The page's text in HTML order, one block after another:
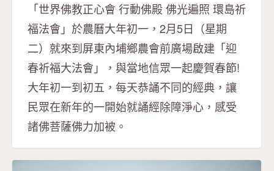
「世界佛教正心會 行動佛殿 佛光遍照 環島祈
福法會」於農曆大年初一，2月5日（星期
二）就來到屏東內埔鄉農會前廣場啟建「迎
春祈福大法會」，與當地信眾一起慶賀春節!
大年初一到初五，每天恭誦不同的經典，讓
民眾在新年的一開始就誦經除障淨心，感受
諸佛菩薩佛力加被。